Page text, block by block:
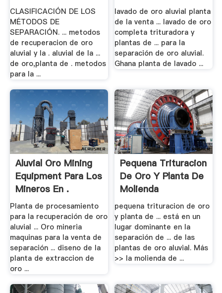
Oro
CLASIFICACIÓN DE LOS
MÉTODOS DE
SEPARACIÓN. ... metodos
de recuperacion de oro
aluvial y la . aluvial de la ...
de oro,planta de . metodos
para la ...
lavado de oro aluvial planta
de la venta ... lavado de oro
completa trituradora y
plantas de ... para la
separación de oro aluvial.
Ghana planta de lavado ...
Aluvial Oro Mining
Equipment Para Los
Mineros En .
Planta de procesamiento
para la recuperación de oro
aluvial ... Oro mineria
maquinas para la venta de
separación ... diseno de la
planta de extraccion de
oro ...
Pequena Trituracion
De Oro Y Planta De
Molienda
pequena trituracion de oro
y planta de ... está en un
lugar dominante en la
separación de ... de las
plantas de oro aluvial. Más
>> la molienda de ...